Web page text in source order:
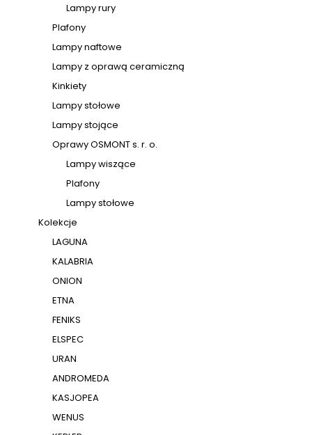
Lampy rury
Plafony
Lampy naftowe
Lampy z oprawą ceramiczną
Kinkiety
Lampy stołowe
Lampy stojące
Oprawy OSMONT s. r. o.
Lampy wiszące
Plafony
Lampy stołowe
Kolekcje
LAGUNA
KALABRIA
ONION
ETNA
FENIKS
ELSPEC
URAN
ANDROMEDA
KASJOPEA
WENUS